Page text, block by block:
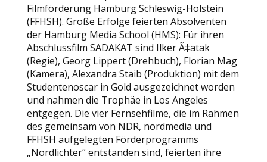
Filmförderung Hamburg Schleswig-Holstein
(FFHSH). Große Erfolge feierten Absolventen
der Hamburg Media School (HMS): Für ihren
Abschlussfilm SADAKAT sind Ilker Ã‡atak
(Regie), Georg Lippert (Drehbuch), Florian Mag
(Kamera), Alexandra Staib (Produktion) mit dem
Studentenoscar in Gold ausgezeichnet worden
und nahmen die Trophäe in Los Angeles
entgegen. Die vier Fernsehfilme, die im Rahmen
des gemeinsam von NDR, nordmedia und
FFHSH aufgelegten Förderprogramms
„Nordlichter“ entstanden sind, feierten ihre